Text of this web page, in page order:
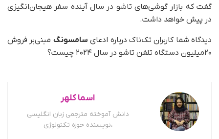
گفت که بازار گوشی‌های تاشو در سال آینده سفر هیجان‌انگیزی
در پیش خواهد داشت.
دیدگاه شما کاربران تک‌ناک درباره ادعای سامسونگ مبنی‌بر فروش
۲۰میلیون دستگاه تلفن تاشو در سال ۲۰۲۴ چیست؟
اسما کلهر
دانش آموخته مترجمی زبان انگلیسی
،نویسنده حوزه تکنولوژی